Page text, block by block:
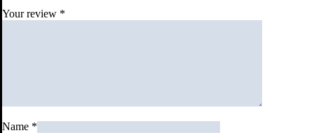
Your review *
Name *